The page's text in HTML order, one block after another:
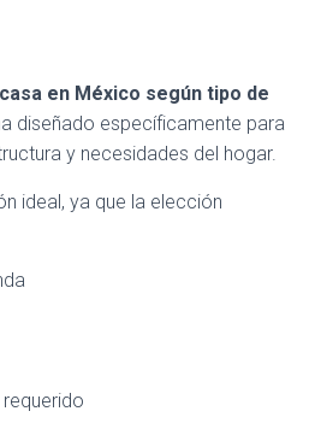
en México según tipo de
diseñado específicamente para
y necesidades del hogar.
ideal, ya que la elección